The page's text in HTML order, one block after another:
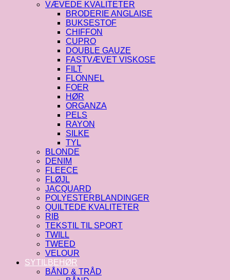
VÆVEDE KVALITETER
BRODERIE ANGLAISE
BUKSESTOF
CHIFFON
CUPRO
DOUBLE GAUZE
FASTVÆVET VISKOSE
FILT
FLONNEL
FOER
HØR
ORGANZA
PELS
RAYON
SILKE
TYL
BLONDE
DENIM
FLEECE
FLØJL
JACQUARD
POLYESTERBLANDINGER
QUILTEDE KVALITETER
RIB
TEKSTIL TIL SPORT
TWILL
TWEED
VELOUR
SYTILBEHØR
BÅND & TRÅD